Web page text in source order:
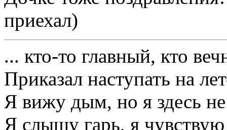
приехал)
... кто-то главный, кто
Приказал наступать на
Я вижу дым, но я здесь
Я слышу гарь, я чувствую